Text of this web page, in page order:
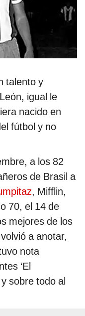
talento y
igual le
nacido en
fútbol y no
a los 82
de Brasil a
, Mifflin,
70, el 14 de
mejores de los
a anotar,
nota
‘El
sobre todo al